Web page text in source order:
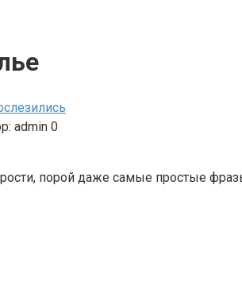
admin 0
порой даже самые простые